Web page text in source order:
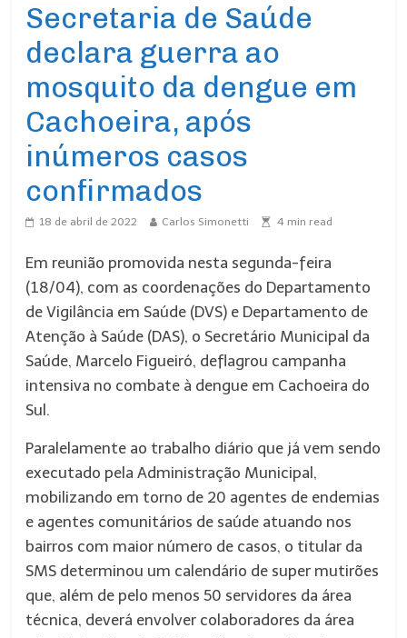
Secretaria de Saúde
declara guerra ao
mosquito da dengue em
Cachoeira, após
inúmeros casos
confirmados
18 de abril de 2022 Carlos Simonetti 4 min read
Em reunião promovida nesta segunda-feira
(18/04), com as coordenações do Departamento
de Vigilância em Saúde (DVS) e Departamento de
Atenção à Saúde (DAS), o Secretário Municipal da
Saúde, Marcelo Figueiró, deflagrou campanha
intensiva no combate à dengue em Cachoeira do
Sul.
Paralelamente ao trabalho diário que já vem sendo
executado pela Administração Municipal,
mobilizando em torno de 20 agentes de endemias
e agentes comunitários de saúde atuando nos
bairros com maior número de casos, o titular da
SMS determinou um calendário de super mutirões
que, além de pelo menos 50 servidores da área
técnica, deverá envolver colaboradores da área